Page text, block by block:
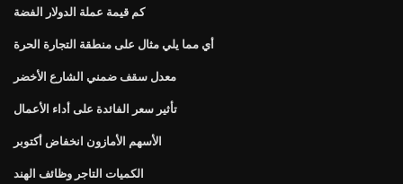
كم قيمة عملة الدولار الفضة
أي مما يلي مثال على منطقة التجارة الحرة
معدل سقف ضمني الشارع الأخضر
تأثير سعر الفائدة على أداء الأعمال
الأسهم الأمازون انخفاض أكتوبر
الكميات التاجر وظائف الهند